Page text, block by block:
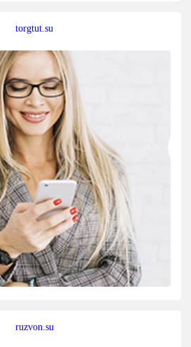
torgtut.su
ruzvon.su